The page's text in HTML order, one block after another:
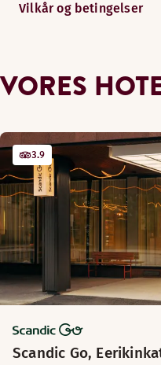
Vilkår og betingelser
VORES
3.9
Scandic Go,